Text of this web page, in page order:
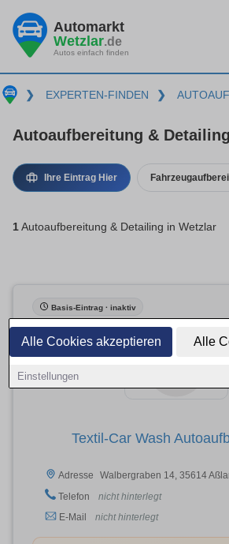
Alle Cookies akzeptieren Alle
Einstellungen
Automarkt
Wetzlar.de
Autos einfach finden
❯ EXPERTEN-FINDEN ❯
Autoaufbereitung &
Ihre Eintrag Hier
1Autoaufbereitung & Detailing in Wetzlar
Basis-Eintrag · inaktiv
Textil-Car Wash
Adresse
Walbergraben 14, 35614
Telefon
nicht hinterlegt
E-Mail
nicht hinterlegt